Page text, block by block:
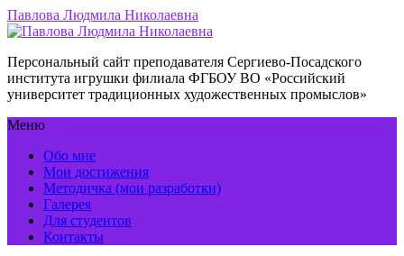
Павлова Людмила Николаевна
Персональный сайт преподавателя Сергиево-Посадского
института игрушки филиала ФГБОУ ВО «Российский
университет традиционных художественных промыслов»
Меню
Обо мне
Мои достижения
Методичка (мои разработки)
Галерея
Для студентов
Контакты